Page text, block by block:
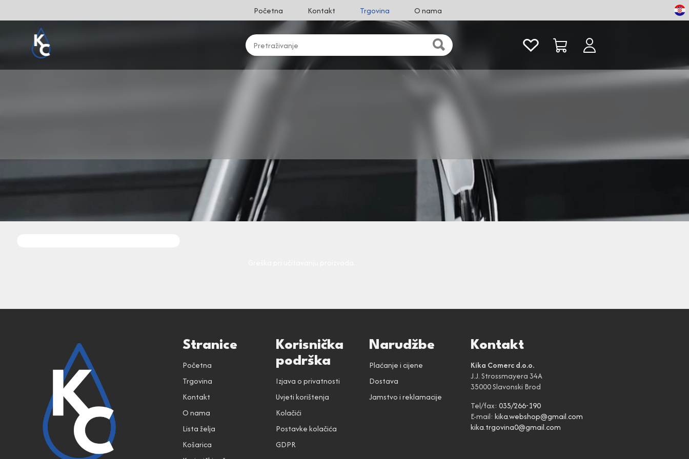
Početna Kontakt Trgovina O nama
Stranice
Početna
Trgovina
Kontakt
O nama
Lista želja
Košarica
Korisnička
podrška
Izjava o privatnosti
Uvjeti korištenja
Kolačići
Postavke kolačića
GDPR
Narudžbe
Plaćanje i cijene
Dostava
Jamstvo i reklamacije
Kontakt
Kika Comerc d.o.o.
J.J. Strossmayera 34A
35000 Slavonski Brod
Tel/fax: 035/266-190
E-mail: kika.webshop@gmail.com
kika.trgovina0@gmail.com